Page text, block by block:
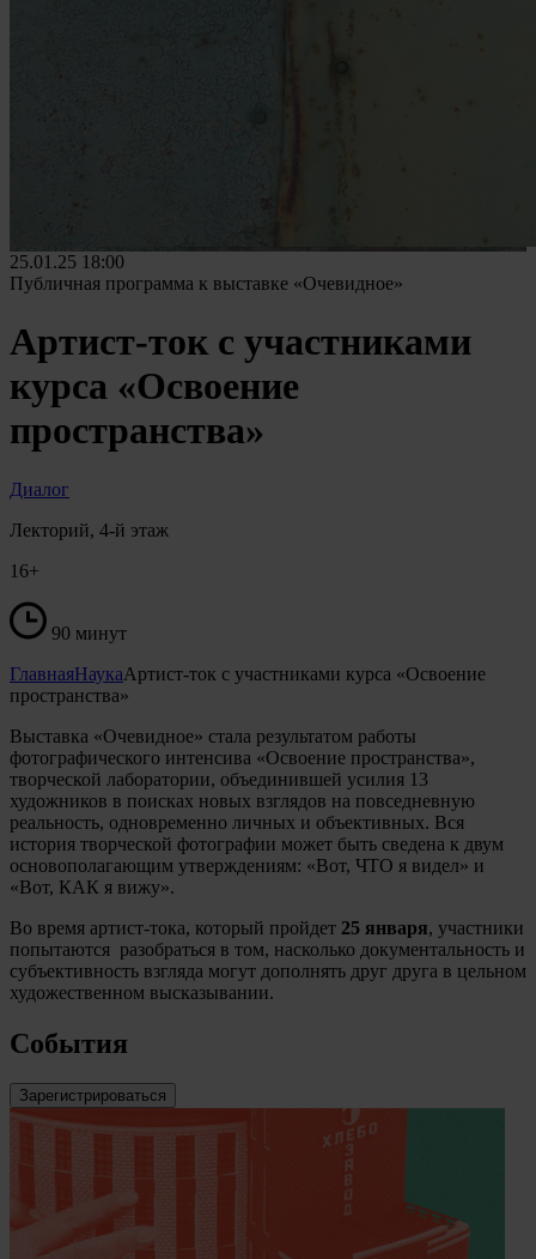
25.01.25 18:00
Публичная программа к выставке «Очевидное»
Артист-ток с участниками
курса «Освоение
пространства»
Диалог
Лекторий, 4-й этаж
16+
90 минут
ГлавнаяНаукаАртист-ток с участниками курса «Освоение
пространства»
Выставка «Очевидное» стала результатом работы
фотографического интенсива «Освоение пространства»,
творческой лаборатории, объединившей усилия 13
художников в поисках новых взглядов на повседневную
реальность, одновременно личных и объективных. Вся
история творческой фотографии может быть сведена к двум
основополагающим утверждениям: «Вот, ЧТО я видел» и
«Вот, КАК я вижу».
Во время артист-тока, который пройдет 25 января, участники
попытаются разобраться в том, насколько документальность и
субъективность взгляда могут дополнять друг друга в цельном
художественном высказывании.
События
Зарегистрироваться